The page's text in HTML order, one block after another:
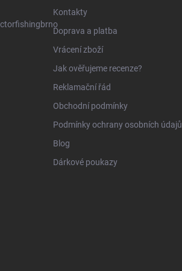
Kontakty
Doprava a platba
Vrácení zboží
Jak ověřujeme recenze?
Reklamační řád
Obchodní podmínky
Podmínky ochrany osobních údajů
Blog
Dárkové poukazy